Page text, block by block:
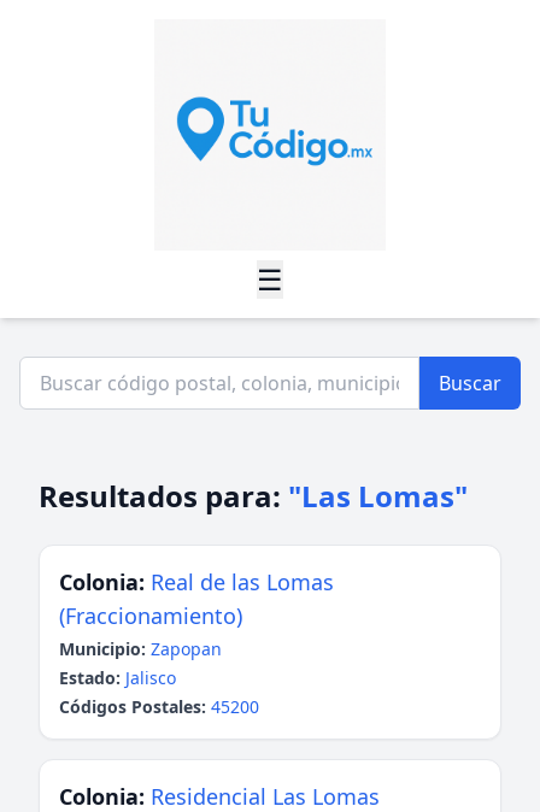
☰
Buscar
Resultados para: "Las Lomas"
Colonia: Real de las Lomas
(Fraccionamiento)
Municipio: Zapopan
Estado: Jalisco
Códigos Postales: 45200
Colonia: Residencial Las Lomas